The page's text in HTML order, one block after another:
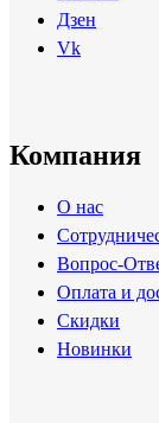
Дзен
Vk
Компания
О нас
Вопрос-
Оплата и
Скидки
Новинки